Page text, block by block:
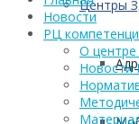
Центры
Новости
РЦ
О центре
Новости